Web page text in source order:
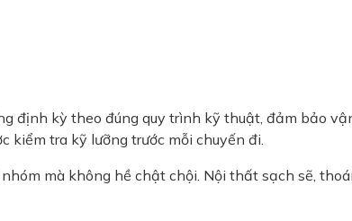
định kỳ theo đúng quy trình kỹ thuật, đảm bảo
kiểm tra kỹ lưỡng trước mỗi chuyến đi.
mà không hề chật chội. Nội thất sạch sẽ,